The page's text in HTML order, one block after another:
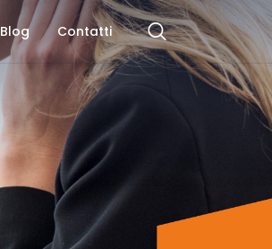
Blog Contatti